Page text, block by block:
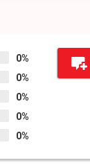
0%
0%
0%
0%
0%